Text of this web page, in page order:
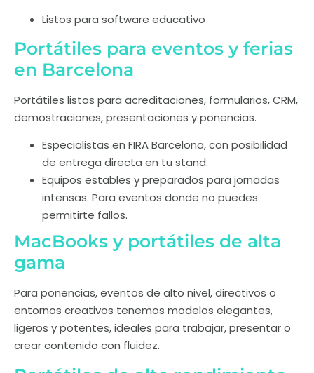
Listos para software educativo
Portátiles para eventos y ferias
en Barcelona
Portátiles listos para acreditaciones, formularios, CRM,
demostraciones, presentaciones y ponencias.
Especialistas en FIRA Barcelona, con posibilidad
de entrega directa en tu stand.
Equipos estables y preparados para jornadas
intensas. Para eventos donde no puedes
permitirte fallos.
MacBooks y portátiles de alta
gama
Para ponencias, eventos de alto nivel, directivos o
entornos creativos tenemos modelos elegantes,
ligeros y potentes, ideales para trabajar, presentar o
crear contenido con fluidez.